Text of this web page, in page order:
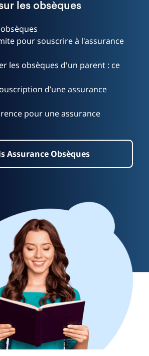
les obsèques
pour souscrire à l'assurance
les obsèques d'un parent : ce
d’une assurance
pour une assurance
Assurance Obsèques